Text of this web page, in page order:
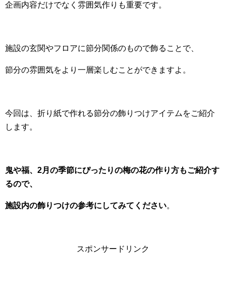
企画内容だけでなく雰囲気作りも重要です。
施設の玄関やフロアに節分関係のもので飾ることで、
節分の雰囲気をより一層楽しむことができますよ。
今回は、折り紙で作れる節分の飾りつけアイテムをご紹介
します。
鬼や福、2月の季節にぴったりの梅の花の作り方もご紹介す
るので、
施設内の飾りつけの参考にしてみてください。
スポンサードリンク